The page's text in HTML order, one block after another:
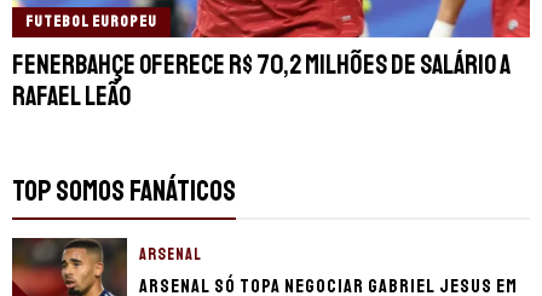
FUTEBOL EUROPEU
Fenerbahçe oferece R$ 70,2 milhões de salário a
Rafael Leão
TOP SOMOS FANÁTICOS
ARSENAL
Arsenal só topa negociar Gabriel Jesus em